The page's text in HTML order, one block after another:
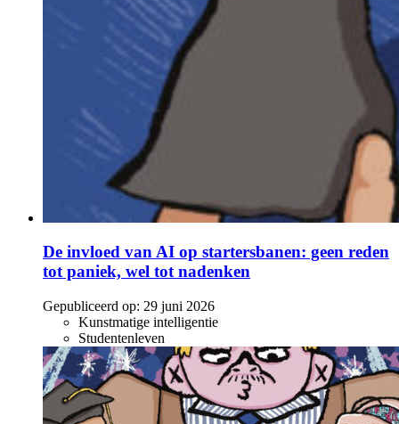
De invloed van AI op startersbanen: geen reden
tot paniek, wel tot nadenken
Gepubliceerd op: 29 juni 2026
Kunstmatige intelligentie
Studentenleven